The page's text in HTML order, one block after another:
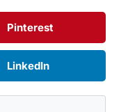
Pinterest
LinkedIn